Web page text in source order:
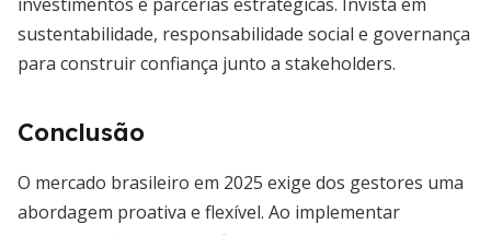
sustentabilidade, responsabilidade social e governança
para construir confiança junto a stakeholders.
Conclusão
O mercado brasileiro em 2025 exige dos gestores uma
abordagem proativa e flexível. Ao implementar